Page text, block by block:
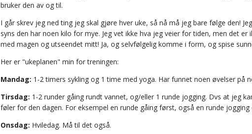
bruker den av og til.
I går skrev jeg ned ting jeg skal gjøre hver uke, så nå må jeg bare følge den!
syns den har noen kilo for mye. Jeg vet ikke hva jeg veier for tiden, men det er
med magen og utseendet mitt! Ja, og selvfølgelig komme i form, og spise
Her er "ukeplanen" min for treningen:
Mandag: 1-2 timers sykling og 1 time med yoga. Har funnet noen øvelser på
Tirsdag: 1-2 runder gåing rundt vannet, og/eller 1 runde jogging. Dvs at jeg
føler for den dagen. For eksempel en runde gåing først, også en runde jogging
Onsdag: Hviledag. Må til det også.